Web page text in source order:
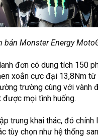
bản Monster Energy
đơn có dung tích 150
xoắn cực đại 13,8Nm
trường cùng với
mọi tình huống.
trung khai thác, đó
tùy chọn như hệ thống